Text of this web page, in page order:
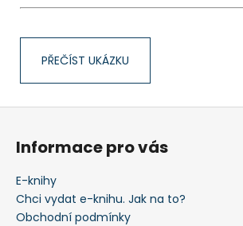
PŘEČÍST UKÁZKU
Z
Informace pro vás
E-knihy
Chci vydat e-knihu. Jak na to?
Obchodní podmínky